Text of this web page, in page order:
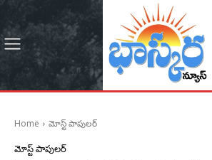
Home మోస్ట్ పాపులర్
మోస్ట్ పాపులర్